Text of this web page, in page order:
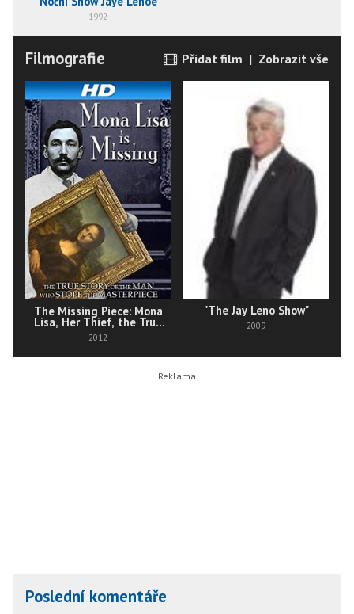
1992
Filmografie Přidat film | Zobrazit vše
The Missing Piece: Mona
Lisa, Her Thief, the True
Story
2012
"The Jay Leno Show"
2009
Poslední komentáře